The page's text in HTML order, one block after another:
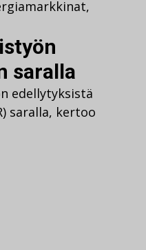
,
saralla
edellytyksistä
saralla, kertoo